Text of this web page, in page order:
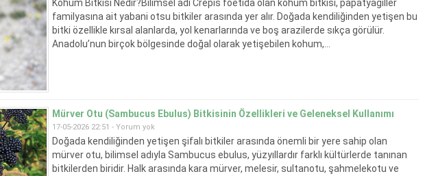
Kohum Bitkisi Nedir?Bilimsel adı Crepis foetida olan kohum bitkisi, papatyagiller
familyasına ait yabani otsu bitkiler arasında yer alır. Doğada kendiliğinden yetişen bu
bitki özellikle kırsal alanlarda, yol kenarlarında ve boş arazilerde sıkça görülür.
Anadolu’nun birçok bölgesinde doğal olarak yetişebilen kohum,...
Mürver Otu (Sambucus Ebulus) Bitkisinin Özellikleri ve Geleneksel Kullanımı
17-05-2026 22:51 - Yorum yok
Doğada kendiliğinden yetişen şifalı bitkiler arasında önemli bir yere sahip olan
mürver otu, bilimsel adıyla Sambucus ebulus, yüzyıllardır farklı kültürlerde tanınan
bitkilerden biridir. Halk arasında kara mürver, melesir, sultanotu, şahmelekotu ve